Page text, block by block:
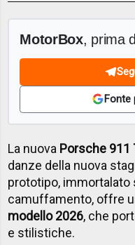
MotorBox, prima
Fonte
La nuova Porsche 911
danze della nuova
prototipo, immortalato
camuffamento, offre
modello 2026, che
e stilistiche.